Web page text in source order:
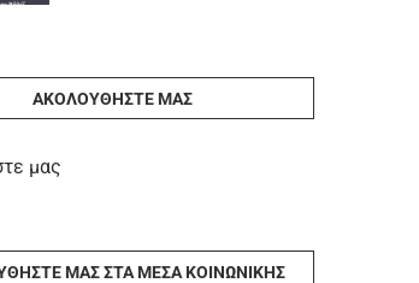
ΑΚΟΛΟΥΘΉΣΤΕ ΜΑΣ
μας
ΜΑΣ ΣΤΑ ΜΈΣΑ ΚΟΙΝΩΝΙΚΉΣ